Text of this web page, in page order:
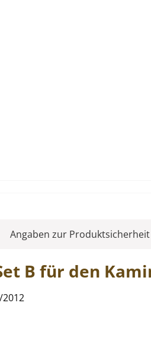
Angaben zur Produktsicherheit
B für den